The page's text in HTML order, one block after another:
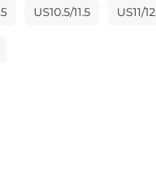
US10.5/11.5 US11/12